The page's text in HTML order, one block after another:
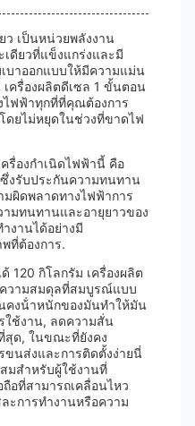
ว เป็นหน่วยพลังงาน
เดียวที่แข็งแกร่งและมี
บาออกแบบให้มีความแม่น
ครื่องผลิตดีเซล 1 ขั้นตอน
ไฟฟ้าทุกที่ที่คุณต้องการ
ดยไม่หยุดในช่วงที่ขาดไฟ
รื่องกําเนิดไฟฟ้านี้ คือ
งรับประกันความทนทาน
ผิดพลาดทางไฟฟ้าการ
มทนทานและอายุยาวของ
งานได้อย่างมี
ที่ต้องการ.
120 กิโลกรัม เครื่องผลิต
ความสมดุลที่สมบูรณ์แบบ
คงน้ําหนักของมันทําให้มัน
ใช้งาน, ลดความสั่น
สุด, ในขณะที่ยังคง
ขนส่งและการติดตั้งง่ายนี่
มสําหรับผู้ใช้งานที่
อที่สามารถเคลื่อนไหว
ะการทํางานหรือความ